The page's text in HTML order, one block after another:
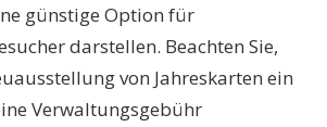
günstige Option für
darstellen. Beachten Sie,
von Jahreskarten ein
Verwaltungsgebühr